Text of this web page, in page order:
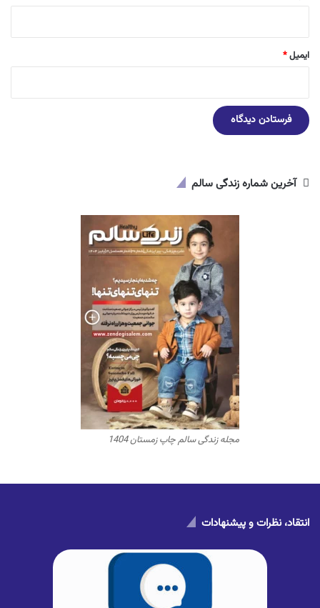
ایمیل*
آخرین شماره زندگی سالم
مجله زندگی سالم چاپ زمستان 1404
انتقاد، نظرات و پیشنهادات